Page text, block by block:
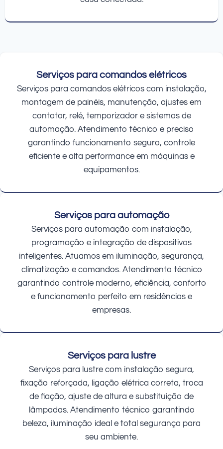
Serviços para comandos elétricos
Serviços para comandos elétricos com instalação,
montagem de painéis, manutenção, ajustes em
contator, relé, temporizador e sistemas de
automação. Atendimento técnico e preciso
garantindo funcionamento seguro, controle
eficiente e alta performance em máquinas e
equipamentos.
Serviços para automação
Serviços para automação com instalação,
programação e integração de dispositivos
inteligentes. Atuamos em iluminação, segurança,
climatização e comandos. Atendimento técnico
garantindo controle moderno, eficiência, conforto
e funcionamento perfeito em residências e
empresas.
Serviços para lustre
Serviços para lustre com instalação segura,
fixação reforçada, ligação elétrica correta, troca
de fiação, ajuste de altura e substituição de
lâmpadas. Atendimento técnico garantindo
beleza, iluminação ideal e total segurança para
seu ambiente.